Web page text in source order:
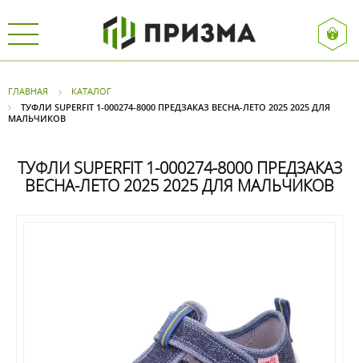
ГЛАВНАЯ
КАТАЛОГ
ТУФЛИ SUPERFIT 1-000274-8000 ПРЕДЗАКАЗ ВЕСНА-ЛЕТО 2025 2025 ДЛЯ
МАЛЬЧИКОВ
ТУФЛИ SUPERFIT 1-000274-8000 ПРЕДЗАКАЗ
ВЕСНА-ЛЕТО 2025 2025 ДЛЯ МАЛЬЧИКОВ